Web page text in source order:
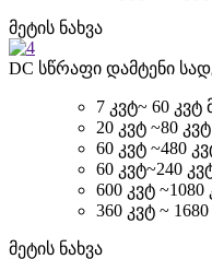
მეტის ნახვა
DC სწრაფი დამტენი
7 კვტ~ 60
20 კვტ ~80
60 კვტ ~480
60 კვტ~240
600 კვტ
360 კვტ ~
მეტის ნახვა